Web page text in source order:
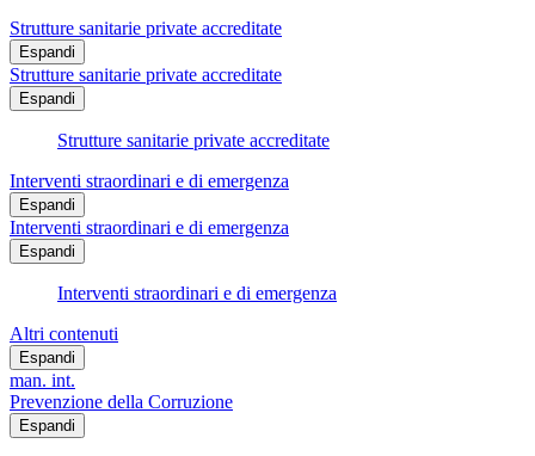
Strutture sanitarie private accreditate
Espandi
Strutture sanitarie private accreditate
Espandi
Strutture sanitarie private accreditate
Interventi straordinari e di emergenza
Espandi
Interventi straordinari e di emergenza
Espandi
Interventi straordinari e di emergenza
Altri contenuti
Espandi
man. int.
Prevenzione della Corruzione
Espandi